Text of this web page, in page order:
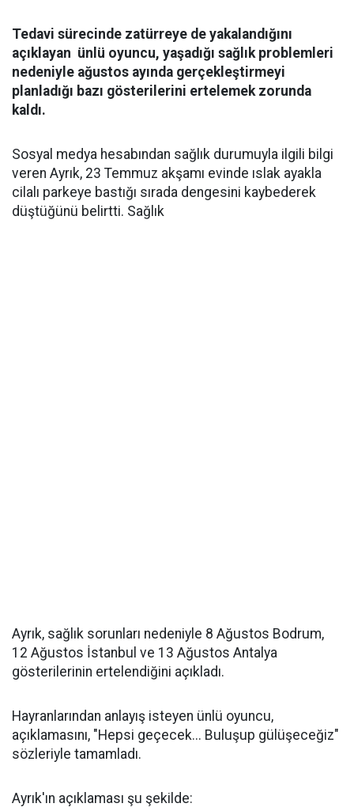
Tedavi sürecinde zatürreye de yakalandığını
açıklayan ünlü oyuncu, yaşadığı sağlık problemleri
nedeniyle ağustos ayında gerçekleştirmeyi
planladığı bazı gösterilerini ertelemek zorunda
kaldı.
Sosyal medya hesabından sağlık durumuyla ilgili bilgi
veren Ayrık, 23 Temmuz akşamı evinde ıslak ayakla
cilalı parkeye bastığı sırada dengesini kaybederek
düştüğünü belirtti. Sağlık
Ayrık, sağlık sorunları nedeniyle 8 Ağustos Bodrum,
12 Ağustos İstanbul ve 13 Ağustos Antalya
gösterilerinin ertelendiğini açıkladı.
Hayranlarından anlayış isteyen ünlü oyuncu,
açıklamasını, "Hepsi geçecek... Buluşup gülüşeceğiz"
sözleriyle tamamladı.
Ayrık'ın açıklaması şu şekilde: